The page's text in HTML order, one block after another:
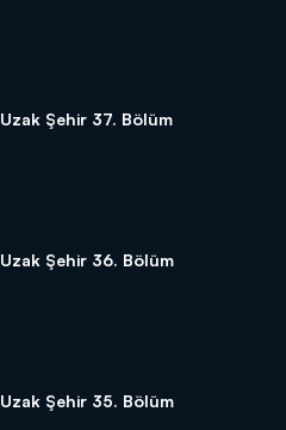
Uzak Şehir 37. Bölüm
Uzak Şehir 36. Bölüm
Uzak Şehir 35. Bölüm